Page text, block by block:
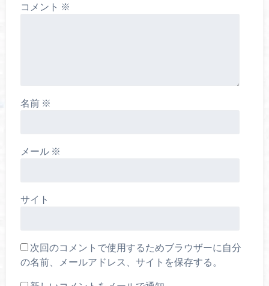
コメント ※
名前 ※
メール ※
サイト
次回のコメントで使用するためブラウザーに自分
の名前、メールアドレス、サイトを保存する。